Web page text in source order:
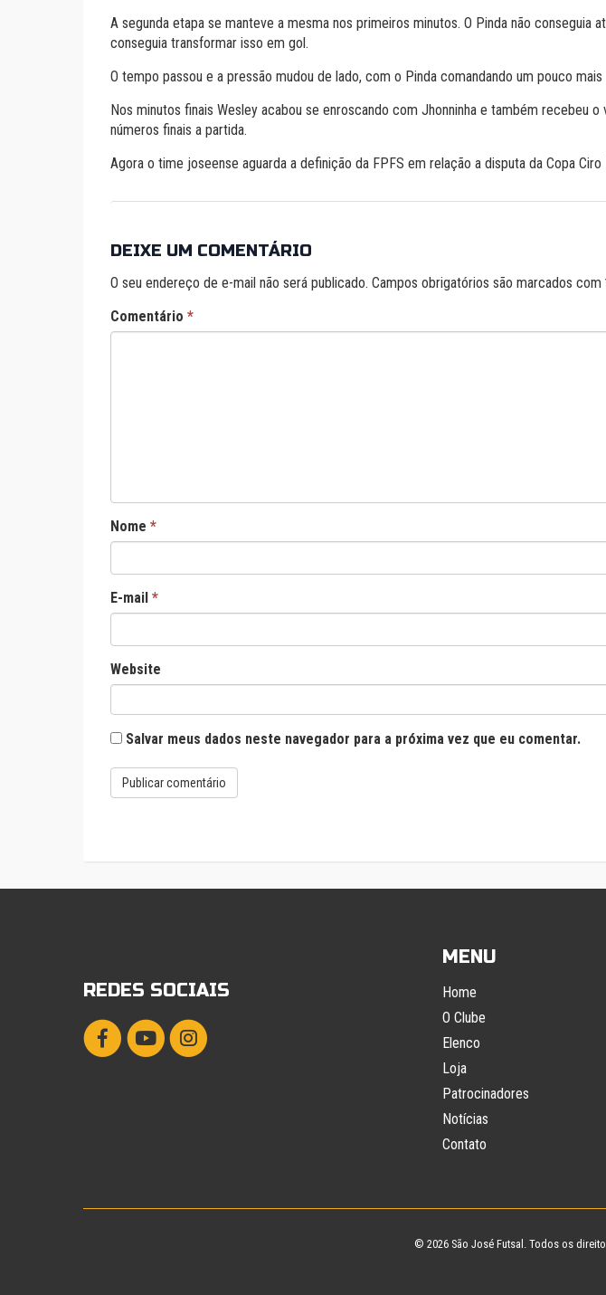
A segunda etapa se manteve a mesma nos primeiros minutos. O Pinda não
conseguia transformar isso em gol.
O tempo passou e a pressão mudou de lado, com o Pinda comandando um pouco
Nos minutos finais Wesley acabou se enroscando com Jhonninha e também
números finais a partida.
Agora o time joseense aguarda a definição da FPFS em relação a disputa da Copa
DEIXE UM COMENTÁRIO
O seu endereço de e-mail não será publicado. Campos obrigatórios são marcados com
Comentário *
Nome *
E-mail *
Website
Salvar meus dados neste navegador para a próxima vez que eu comentar.
REDES SOCIAIS
MENU
Home
O Clube
Elenco
Loja
Patrocinadores
Notícias
Contato
© 2026 São José Futsal . Todos os